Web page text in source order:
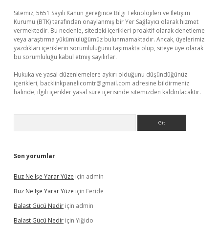
Sitemiz, 5651 Sayılı Kanun gereğince Bilgi Teknolojileri ve İletişim
Kurumu (BTK) tarafından onaylanmış bir Yer Sağlayıcı olarak hizmet
vermektedir. Bu nedenle, sitedeki içerikleri proaktif olarak denetleme
veya araştırma yükümlülüğümüz bulunmamaktadır. Ancak, üyelerimiz
yazdıkları içeriklerin sorumluluğunu taşımakta olup, siteye üye olarak
bu sorumluluğu kabul etmiş sayılırlar.
Hukuka ve yasal düzenlemelere aykırı olduğunu düşündüğünüz
içerikleri, backlinkpanelicomtr@gmail.com adresine bildirmeniz
halinde, ilgili içerikler yasal süre içerisinde sitemizden kaldırılacaktır.
Son yorumlar
Buz Ne Işe Yarar Yüze için admin
Buz Ne Işe Yarar Yüze için Feride
Balast Gücü Nedir için admin
Balast Gücü Nedir için Yiğido